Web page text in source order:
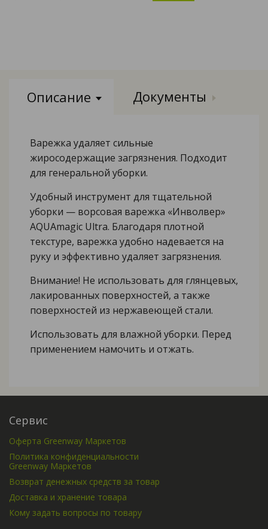
Описание Документы
Варежка удаляет сильные
жиросодержащие загрязнения. Подходит
для генеральной уборки.
Удобный инструмент для тщательной
уборки — ворсовая варежка «Инволвер»
AQUAmagic Ultra. Благодаря плотной
текстуре, варежка удобно надевается на
руку и эффективно удаляет загрязнения.
Внимание! Не использовать для глянцевых,
лакированных поверхностей, а также
поверхностей из нержавеющей стали.
Использовать для влажной уборки. Перед
применением намочить и отжать.
Сервис
Оферта Greenway Маркетов
Политика конфиденциальности
Greenway Маркетов
Возврат денежных средств за товар
Доставка и хранение товара
Кому задать вопросы по товару